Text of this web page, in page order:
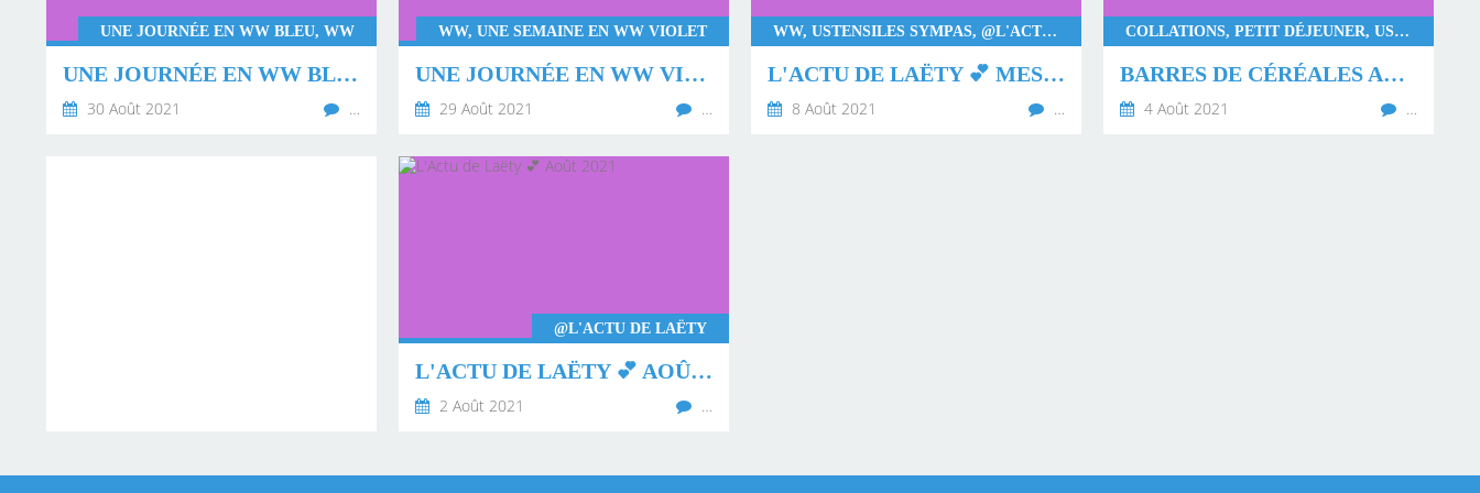
UNE JOURNÉE EN WW BLEU, WW
UNE JOURNÉE EN WW BLEU 💙 JOURNÉE 24
30 Août 2021 …
WW, UNE SEMAINE EN WW VIOLET
UNE JOURNÉE EN WW VIOLET 💜 JOURNÉE 24
29 Août 2021 …
WW, USTENSILES SYMPAS, @L'ACTU DE LAËTY
L'ACTU DE LAËTY 💕 MES DERNIERS ACHATS WW
8 Août 2021 …
COLLATIONS, PETIT DÉJEUNER, USTENSILES SYMPAS, WW
BARRES DE CÉRÉALES AU BEURRE DE CACAHUÈTE ET AUX PÉPITES DE CHOCOLAT 🍫
4 Août 2021 …
@L'ACTU DE LAËTY
L'ACTU DE LAËTY 💕 AOÛT 2021
2 Août 2021 …